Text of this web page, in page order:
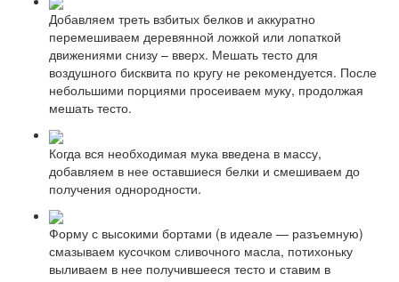
Добавляем треть взбитых белков и аккуратно
перемешиваем деревянной ложкой или лопаткой
движениями снизу – вверх. Мешать тесто для
воздушного бисквита по кругу не рекомендуется. После
небольшими порциями просеиваем муку, продолжая
мешать тесто.
Когда вся необходимая мука введена в массу,
добавляем в нее оставшиеся белки и смешиваем до
получения однородности.
Форму с высокими бортами (в идеале — разъемную)
смазываем кусочком сливочного масла, потихоньку
выливаем в нее получившееся тесто и ставим в